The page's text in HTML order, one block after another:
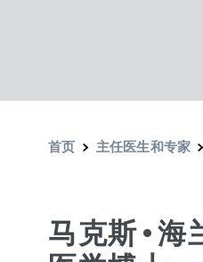
首页 主任医生和专家
马克斯•海